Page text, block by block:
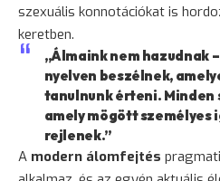
szexuális konnotációkat is
keretben.
„Álmaink nem hazudnak
nyelven beszélnek,
tanulnunk érteni. Minden
amely mögött személyes
rejlenek.”
A modern álomfejtés